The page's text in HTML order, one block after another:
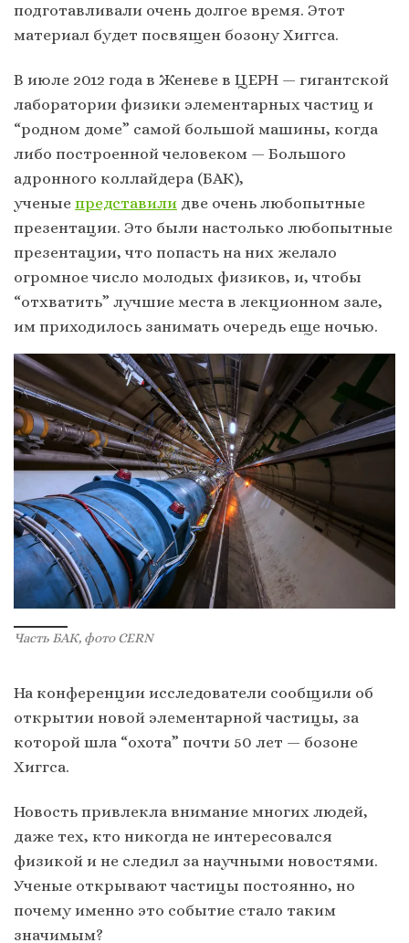
подготавливали очень долгое время. Этот
материал будет посвящен бозону Хиггса.
В июле 2012 года в Женеве в ЦЕРН — гигантской
лаборатории физики элементарных частиц и
“родном доме” самой большой машины, когда
либо построенной человеком — Большого
адронного коллайдера (БАК),
ученые представили две очень любопытные
презентации. Это были настолько любопытные
презентации, что попасть на них желало
огромное число молодых физиков, и, чтобы
“отхватить” лучшие места в лекционном зале,
им приходилось занимать очередь еще ночью.
Часть БАК, фото CERN
На конференции исследователи сообщили об
открытии новой элементарной частицы, за
которой шла “охота” почти 50 лет — бозоне
Хиггса.
Новость привлекла внимание многих людей,
даже тех, кто никогда не интересовался
физикой и не следил за научными новостями.
Ученые открывают частицы постоянно, но
почему именно это событие стало таким
значимым?